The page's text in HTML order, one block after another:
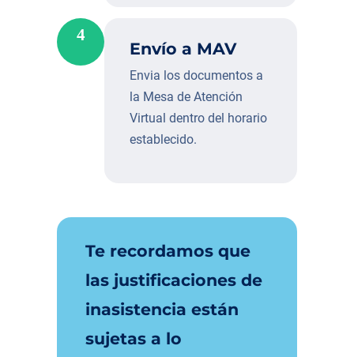
4
Envío a MAV
Envia los documentos a
la Mesa de Atención
Virtual dentro del horario
establecido.
Te recordamos que
las justificaciones de
inasistencia están
sujetas a lo